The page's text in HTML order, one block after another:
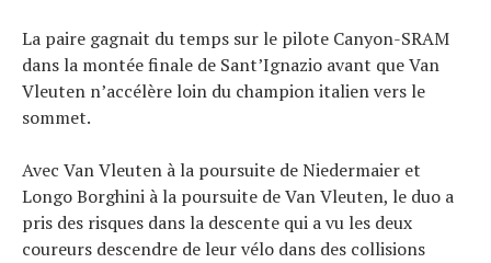
La paire gagnait du temps sur le pilote Canyon-SRAM
dans la montée finale de Sant’Ignazio avant que Van
Vleuten n’accélère loin du champion italien vers le
sommet.
Avec Van Vleuten à la poursuite de Niedermaier et
Longo Borghini à la poursuite de Van Vleuten, le duo a
pris des risques dans la descente qui a vu les deux
coureurs descendre de leur vélo dans des collisions